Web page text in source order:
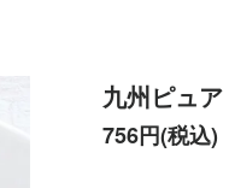
九州ピュ
756円(税込)